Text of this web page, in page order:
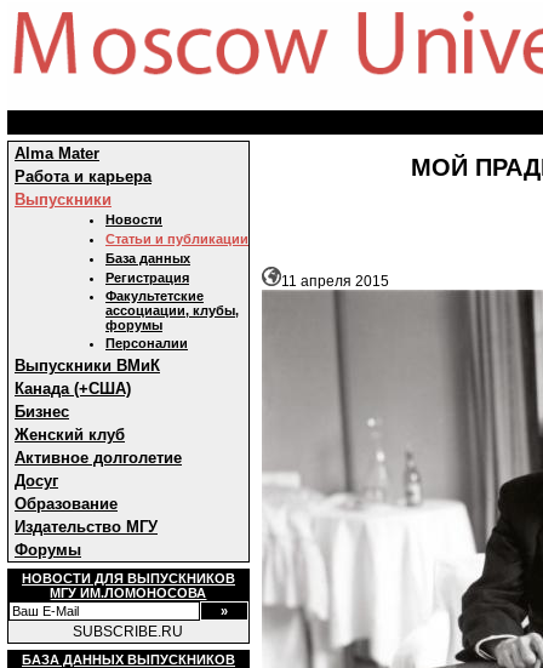
Alma Mater
Работа и карьера
Выпускники
Новости
Статьи и публикации
База данных
Регистрация
Факультетские
ассоциации, клубы,
форумы
Персоналии
Выпускники ВМиК
Канада (+США)
Бизнес
Женский клуб
Активное долголетие
Досуг
Образование
Издательство МГУ
Форумы
НОВОСТИ ДЛЯ ВЫПУСКНИКОВ
МГУ ИМ.ЛОМОНОСОВА
SUBSCRIBE.RU
БАЗА ДАННЫХ ВЫПУСКНИКОВ
МОЙ
11 апреля 2015